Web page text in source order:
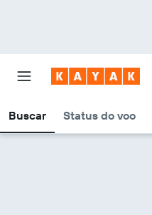
Buscar Status do voo